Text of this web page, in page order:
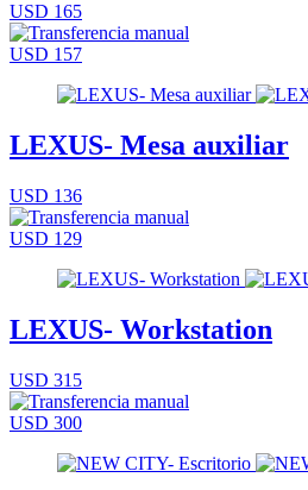
USD 165
USD 157
LEXUS- Mesa auxiliar
USD 136
USD 129
LEXUS- Workstation
USD 315
USD 300